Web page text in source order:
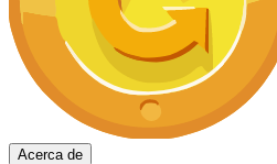
Acerca de